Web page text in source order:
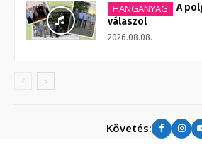
HANGANYAG
A
válaszol
2026.08.08.
Követés: